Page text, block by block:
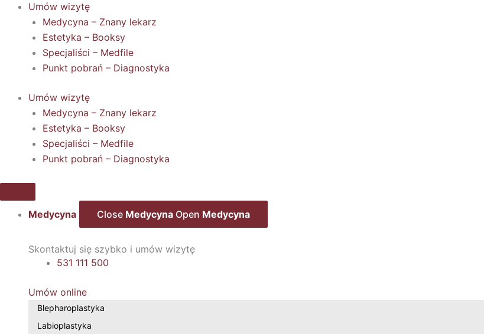
Umów wizytę
Medycyna – Znany lekarz
Estetyka – Booksy
Specjaliści – Medfile
Punkt pobrań – Diagnostyka
Umów wizytę
Medycyna – Znany lekarz
Estetyka – Booksy
Specjaliści – Medfile
Punkt pobrań – Diagnostyka
Medycyna Close Medycyna Open Medycyna
Skontaktuj się szybko i umów wizytę
531 111 500
Umów online
Blepharoplastyka
Labioplastyka